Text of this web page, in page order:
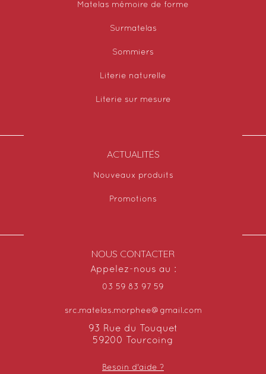
Matelas mémoire de forme
Surmatelas
Sommiers
Literie naturelle
Literie sur mesure
ACTUALITÉS
Nouveaux produits
Promotions
NOUS CONTACTER
Appelez-nous au :
03 59 83 97 59
src.matelas.morphee@gmail.com
93 Rue du Touquet
59200 Tourcoing
Besoin d'aide ?